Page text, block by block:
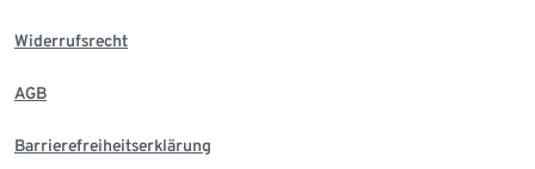
Widerrufsrecht
AGB
Barrierefreiheitserklärung